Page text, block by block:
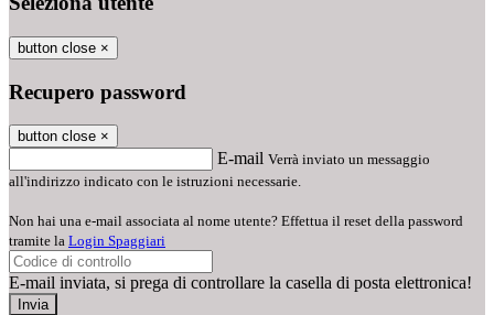
button close ×
Recupero password
button close ×
E-mail Verrà inviato un messaggio
all'indirizzo indicato con le istruzioni necessarie.
Non hai una e-mail associata al nome utente? Effettua il reset della password
tramite la Login Spaggiari
E-mail inviata, si prega di controllare la casella di posta elettronica!